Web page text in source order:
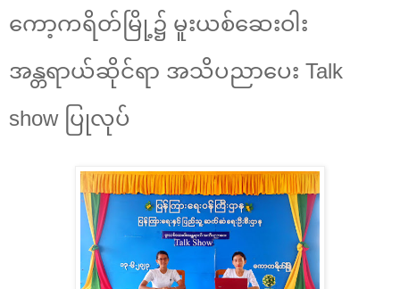
ကော့ကရိတ်မြို့၌ မူးယစ်ဆေးဝါး
အန္တရာယ်ဆိုင်ရာ အသိပညာပေး Talk
show ပြုလုပ်